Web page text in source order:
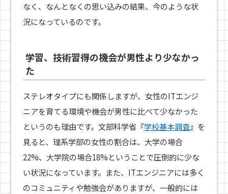
なく、なんとなくの思い込みの結果、今のような状
況になっているのです。
学習、技術習得の機会が男性より少なかっ
た
ステレオタイプにも関係しますが、女性のITエンジ
ニアを育てる環境や機会が男性に比べて少なかった
というのも理由です。文部科学省『学校基本調査』を
見ると、理系学部の女性の割合は、大学の場合
22%、大学院の場合18%ということで圧倒的に少な
い状況になっています。また、ITエンジニアには多く
のコミュニティや勉強会がありますが、一般的には